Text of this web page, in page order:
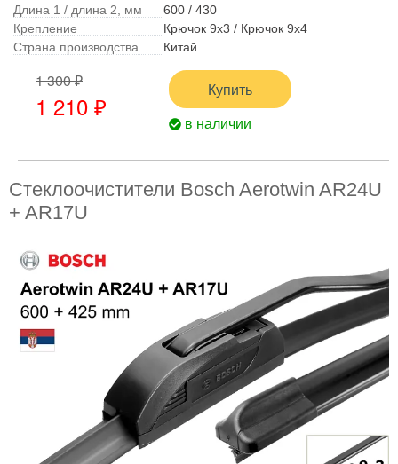
Длина 1 / длина 2, мм
600 / 430
Крепление
Крючок 9x3 / Крючок 9x4
Страна производства
Китай
1 300 ₽
1 210 ₽
Купить
в наличии
Стеклоочистители Bosch Aerotwin AR24U
+ AR17U